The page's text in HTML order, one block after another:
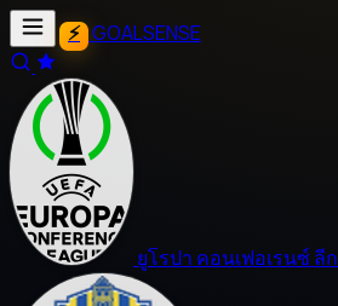
GOALSENSE
ยูโรปา คอนเฟอเรนซ์ ลีก